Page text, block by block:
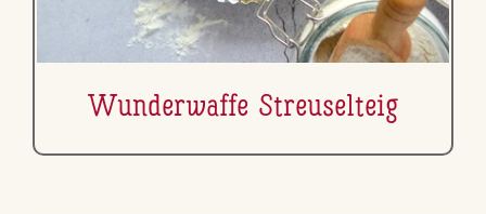
Wun­der­waf­fe Streu­sel­teig